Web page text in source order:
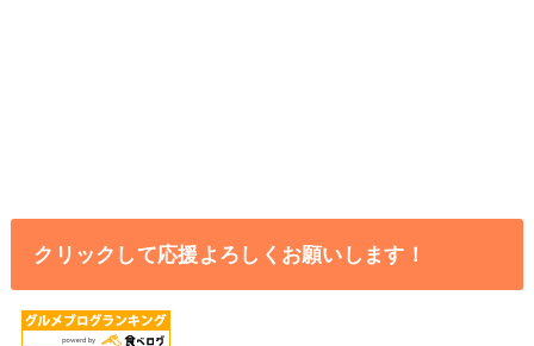
クリックして応援よろしくお願いします！